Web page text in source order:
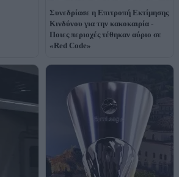
Συνεδρίασε η Επιτροπή Εκτίμησης
Κινδύνου για την κακοκαιρία -
Ποιες περιοχές τέθηκαν αύριο σε
«Red Code»